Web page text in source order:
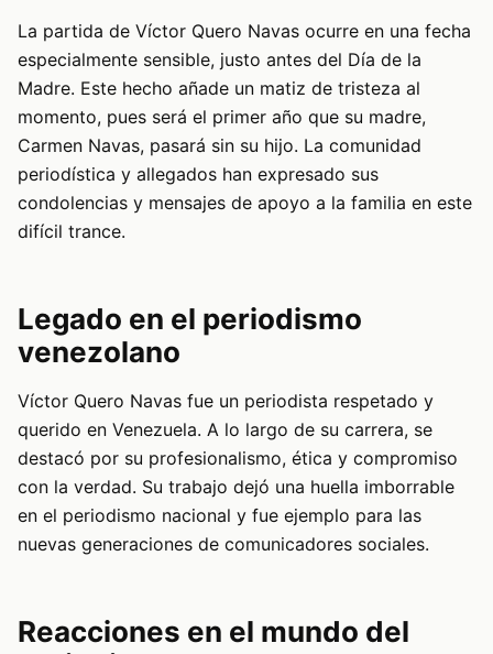
La partida de Víctor Quero Navas ocurre en una fecha
especialmente sensible, justo antes del Día de la
Madre. Este hecho añade un matiz de tristeza al
momento, pues será el primer año que su madre,
Carmen Navas, pasará sin su hijo. La comunidad
periodística y allegados han expresado sus
condolencias y mensajes de apoyo a la familia en este
difícil trance.
Legado en el periodismo
venezolano
Víctor Quero Navas fue un periodista respetado y
querido en Venezuela. A lo largo de su carrera, se
destacó por su profesionalismo, ética y compromiso
con la verdad. Su trabajo dejó una huella imborrable
en el periodismo nacional y fue ejemplo para las
nuevas generaciones de comunicadores sociales.
Reacciones en el mundo del